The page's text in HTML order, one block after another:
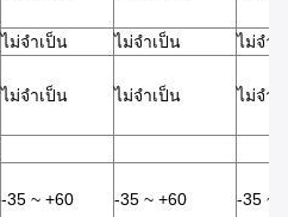
ไม่จําเป็น ไม่จําเป็น
ไม่จําเ
ไม่จําเป็น ไม่จําเป็น ไม่จําเ
-35 ~ +60 -35 ~ +60 -35 ~